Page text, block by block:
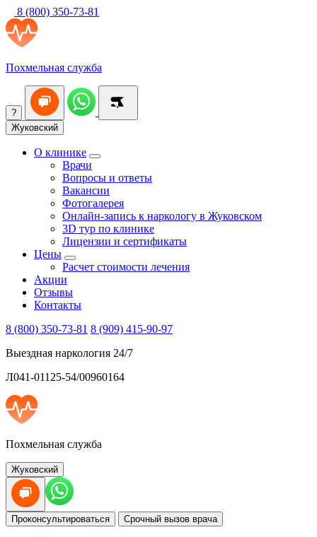
8 (800) 350-73-81
Похмельная служба
?
Жуковский
О клинике
Врачи
Вопросы и ответы
Вакансии
Фотогалерея
Онлайн-запись к наркологу в Жуковском
3D тур по клинике
Лицензии и сертификаты
Цены
Расчет стоимости лечения
Акции
Отзывы
Контакты
8 (800) 350-73-81 8 (909) 415-90-97
Выездная наркология 24/7
Л041-01125-54/00960164
Похмельная служба
Жуковский
Проконсультироваться Срочный вызов врача